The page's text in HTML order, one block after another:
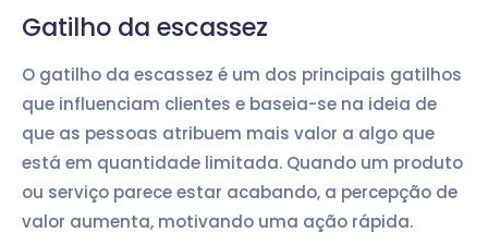
Gatilho da escassez
O gatilho da escassez é um dos principais gatilhos
que influenciam clientes e baseia-se na ideia de
que as pessoas atribuem mais valor a algo que
está em quantidade limitada. Quando um produto
ou serviço parece estar acabando, a percepção de
valor aumenta, motivando uma ação rápida.